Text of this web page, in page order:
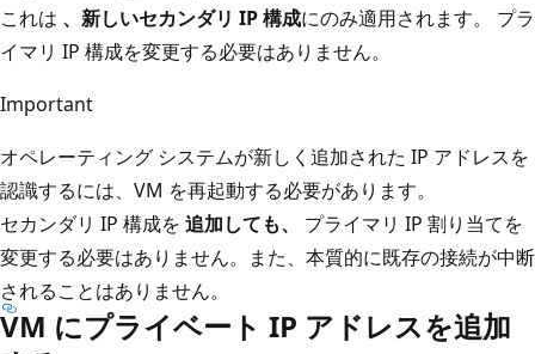
これは 、新しいセカンダリ IP 構成にのみ適用されます。 プラ
イマリ IP 構成を変更する必要はありません。
Important
オペレーティング システムが新しく追加された IP アドレスを
認識するには、VM を再起動する必要があります。
セカンダリ IP 構成を 追加しても、
プライマリ IP 割り当てを
変更する必要はありません。また、本質的に既存の接続が中断
されることはありません。
VM にプライベート IP アドレスを追加